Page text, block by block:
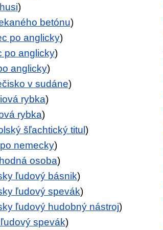
)
betónu)
po anglicky)
po anglicky)
anglicky)
v sudáne)
rybka)
rybka)
šľachtický titul )
nemecky)
osoba)
ľudový básnik)
ľudový spevák)
ľudový hudobný nástroj)
spevák)